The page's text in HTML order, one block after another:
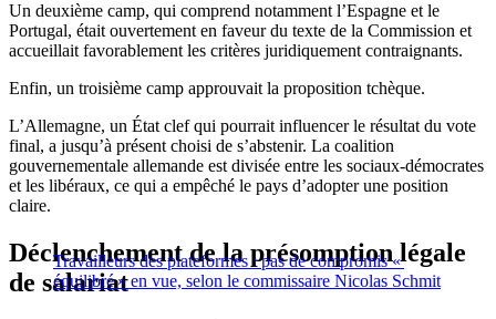
Un deuxième camp, qui comprend notamment l’Espagne et le
Portugal, était ouvertement en faveur du texte de la Commission et
accueillait favorablement les critères juridiquement contraignants.
Enfin, un troisième camp approuvait la proposition tchèque.
L’Allemagne, un État clef qui pourrait influencer le résultat du vote
final, a jusqu’à présent choisi de s’abstenir. La coalition
gouvernementale allemande est divisée entre les sociaux-démocrates
et les libéraux, ce qui a empêché le pays d’adopter une position
claire.
Travailleurs des plateformes : pas de compromis «
équilibré » en vue, selon le commissaire Nicolas Schmit
Déclenchement de la présomption légale
de salariat